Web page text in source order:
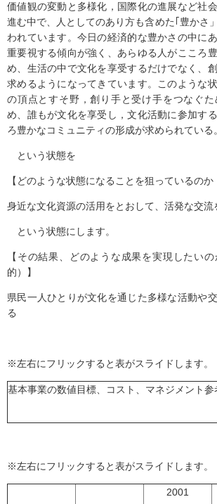
価値観の変動と多様化，国際化の進展など社
進む中で、人としてのあり方も含めた｢豊かさ
われています。今日の経済的な豊かさの中に
重要視する傾向が強く、あらゆる人がこころ
め、生活の中で文化を享受するだけでなく、
求めるようになってきています。このような
の頂点とすそ野，創り手と受け手をつなぐ
め、誰もが文化を享受し，文化活動に参加す
ろ豊かなコミュニティの形成が求められている。
という状態を
【どのような状態になることを狙っているのか
身近な文化資源の活用をとおして、活発な交流
という状態にします。
【その結果、どのような成果を実現したい
的）】
県民一人ひとりが文化を通じた多様な活動や
る
※左右にフリックすると表がスライドします。
基本事業の数値目標、コスト、マネジメント参
※左右にフリックすると表がスライドします。
2001